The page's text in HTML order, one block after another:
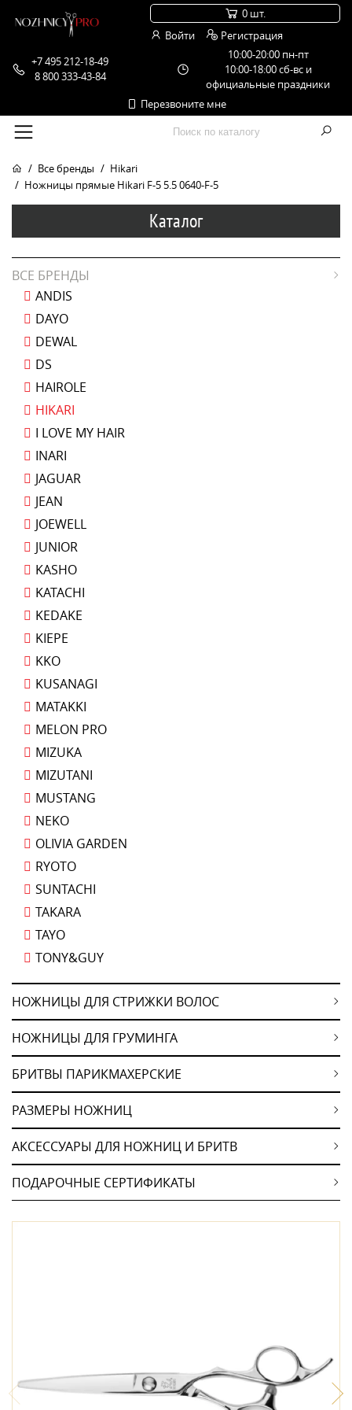
+7 495 212-18-49
8 800 333-43-84
10:00-20:00 пн-пт
10:00-18:00 сб-вс и
официальные праздники
Перезвоните мне
0 шт.
Войти
Регистрация
Все бренды
Hikari
Ножницы прямые Hikari F-5 5.5 0640-F-5
Каталог
ВСЕ БРЕНДЫ
ANDIS
DAYO
DEWAL
DS
HAIROLE
HIKARI
I LOVE MY HAIR
INARI
JAGUAR
JEAN
JOEWELL
JUNIOR
KASHO
KATACHI
KEDAKE
KIEPE
KKO
KUSANAGI
MATAKKI
MELON PRO
MIZUKA
MIZUTANI
MUSTANG
NEKO
OLIVIA GARDEN
RYOTO
SUNTACHI
TAKARA
TAYO
TONY&GUY
НОЖНИЦЫ ДЛЯ СТРИЖКИ ВОЛОС
НОЖНИЦЫ ДЛЯ ГРУМИНГА
БРИТВЫ ПАРИКМАХЕРСКИЕ
РАЗМЕРЫ НОЖНИЦ
АКСЕССУАРЫ ДЛЯ НОЖНИЦ И БРИТВ
ПОДАРОЧНЫЕ СЕРТИФИКАТЫ